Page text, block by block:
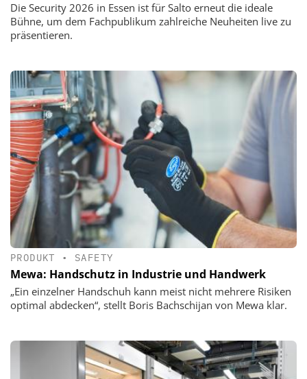
Die Security 2026 in Essen ist für Salto erneut die ideale
Bühne, um dem Fachpublikum zahlreiche Neuheiten live zu
präsentieren.
PRODUKT • SAFETY
Mewa: Handschutz in Industrie und Handwerk
„Ein einzelner Handschuh kann meist nicht mehrere Risiken
optimal abdecken“, stellt Boris Bachschijan von Mewa klar.